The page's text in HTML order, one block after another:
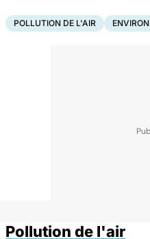
POLLUTION DE L'AIR
Pollution de l'air